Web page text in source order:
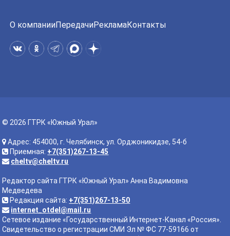
О компанииПередачиРекламаКонтакты
© 2026 ГТРК «Южный Урал»
Адрес: 454000, г. Челябинск, ул. Орджоникидзе, 54-б
Приемная: +7(351)267-13-45
cheltv@cheltv.ru
Редактор сайта ГТРК «Южный Урал» Анна Вадимовна
Медведева
Редакция сайта: +7(351)267-13-50
internet_otdel@mail.ru
Сетевое издание «Государственный Интернет-Канал «Россия».
Свидетельство о регистрации СМИ Эл № ФС 77-59166 от